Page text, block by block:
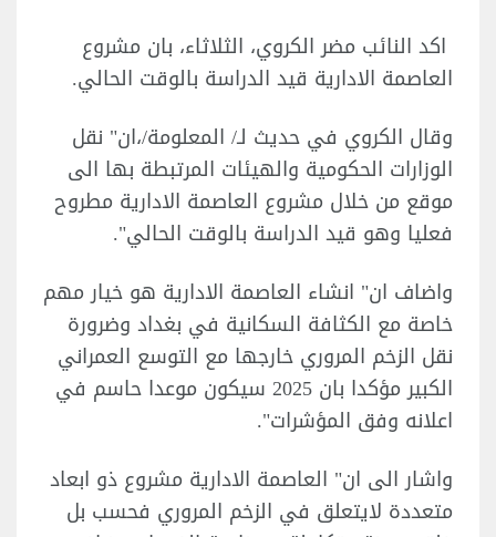
اكد النائب مضر الكروي، الثلاثاء، بان مشروع
العاصمة الادارية قيد الدراسة بالوقت الحالي.
وقال الكروي في حديث لـ/ المعلومة/،ان" نقل
الوزارات الحكومية والهيئات المرتبطة بها الى
موقع من خلال مشروع العاصمة الادارية مطروح
فعليا وهو قيد الدراسة بالوقت الحالي".
واضاف ان" انشاء العاصمة الادارية هو خيار مهم
خاصة مع الكثافة السكانية في بغداد وضرورة
نقل الزخم المروري خارجها مع التوسع العمراني
الكبير مؤكدا بان 2025 سيكون موعدا حاسم في
اعلانه وفق المؤشرات".
واشار الى ان" العاصمة الادارية مشروع ذو ابعاد
متعددة لايتعلق في الزخم المروري فحسب بل